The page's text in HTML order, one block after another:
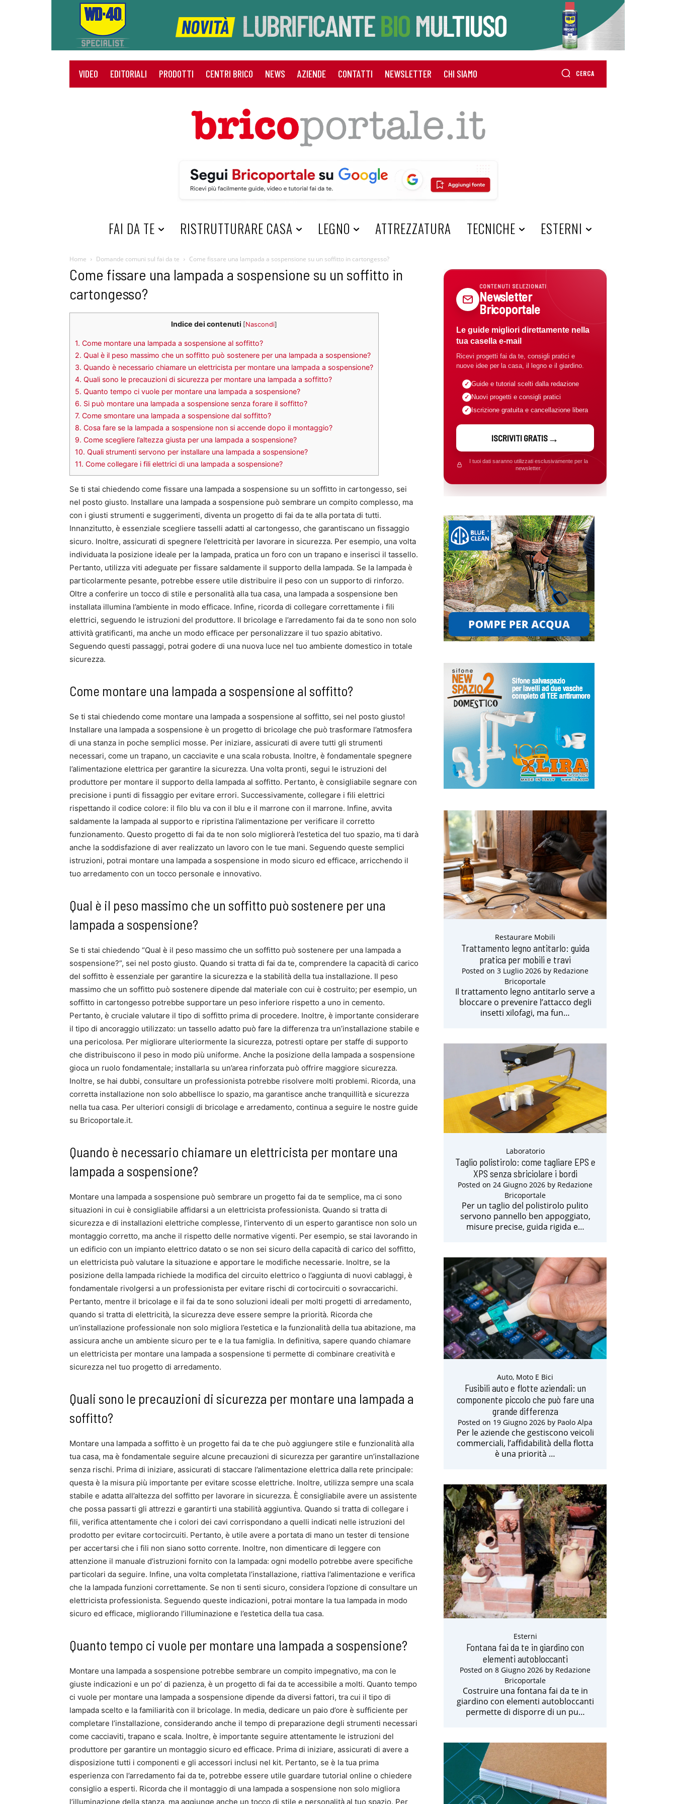
VIDEO EDITORIALI PRODOTTI CENTRI BRICO NEWS AZIENDE CONTATTI NEWSLETTER CHI SIAMO CERCA
HOME
FAI DA TE RISTRUTTURARE CASA LEGNO ATTREZZATURA TECNICHE ESTERNI
Home Domande comuni sul fai da te Come fissare una lampada a sospensione su un soffitto in cartongesso?
Come fissare una lampada a sospensione su un soffitto in
cartongesso?
Indice dei contenuti [Nascondi]
1. Come montare una lampada a sospensione al soffitto?
2. Qual è il peso massimo che un soffitto può sostenere per una lampada a sospensione?
3. Quando è necessario chiamare un elettricista per montare una lampada a sospensione?
4. Quali sono le precauzioni di sicurezza per montare una lampada a soffitto?
5. Quanto tempo ci vuole per montare una lampada a sospensione?
6. Si può montare una lampada a sospensione senza forare il soffitto?
7. Come smontare una lampada a sospensione dal soffitto?
8. Cosa fare se la lampada a sospensione non si accende dopo il montaggio?
9. Come scegliere l’altezza giusta per una lampada a sospensione?
10. Quali strumenti servono per installare una lampada a sospensione?
11. Come collegare i fili elettrici di una lampada a sospensione?
Se ti stai chiedendo come fissare una lampada a sospensione su un soffitto in cartongesso, sei
nel posto giusto. Installare una lampada a sospensione può sembrare un compito complesso, ma
con i giusti strumenti e suggerimenti, diventa un progetto di fai da te alla portata di tutti.
Innanzitutto, è essenziale scegliere tasselli adatti al cartongesso, che garantiscano un fissaggio
sicuro. Inoltre, assicurati di spegnere l’elettricità per lavorare in sicurezza. Per esempio, una volta
individuata la posizione ideale per la lampada, pratica un foro con un trapano e inserisci il tassello.
Pertanto, utilizza viti adeguate per fissare saldamente il supporto della lampada. Se la lampada è
particolarmente pesante, potrebbe essere utile distribuire il peso con un supporto di rinforzo.
Oltre a conferire un tocco di stile e personalità alla tua casa, una lampada a sospensione ben
installata illumina l’ambiente in modo efficace. Infine, ricorda di collegare correttamente i fili
elettrici, seguendo le istruzioni del produttore. Il bricolage e l’arredamento fai da te sono non solo
attività gratificanti, ma anche un modo efficace per personalizzare il tuo spazio abitativo.
Seguendo questi passaggi, potrai godere di una nuova luce nel tuo ambiente domestico in totale
sicurezza.
Come montare una lampada a sospensione al soffitto?
Se ti stai chiedendo come montare una lampada a sospensione al soffitto, sei nel posto giusto!
Installare una lampada a sospensione è un progetto di bricolage che può trasformare l’atmosfera
di una stanza in poche semplici mosse. Per iniziare, assicurati di avere tutti gli strumenti
necessari, come un trapano, un cacciavite e una scala robusta. Inoltre, è fondamentale spegnere
l’alimentazione elettrica per garantire la sicurezza. Una volta pronti, segui le istruzioni del
produttore per montare il supporto della lampada al soffitto. Pertanto, è consigliabile segnare con
precisione i punti di fissaggio per evitare errori. Successivamente, collegare i fili elettrici
rispettando il codice colore: il filo blu va con il blu e il marrone con il marrone. Infine, avvita
saldamente la lampada al supporto e ripristina l’alimentazione per verificare il corretto
funzionamento. Questo progetto di fai da te non solo migliorerà l’estetica del tuo spazio, ma ti darà
anche la soddisfazione di aver realizzato un lavoro con le tue mani. Seguendo queste semplici
istruzioni, potrai montare una lampada a sospensione in modo sicuro ed efficace, arricchendo il
tuo arredamento con un tocco personale e innovativo.
Qual è il peso massimo che un soffitto può sostenere per una
lampada a sospensione?
Se ti stai chiedendo “Qual è il peso massimo che un soffitto può sostenere per una lampada a
sospensione?”, sei nel posto giusto. Quando si tratta di fai da te, comprendere la capacità di carico
del soffitto è essenziale per garantire la sicurezza e la stabilità della tua installazione. Il peso
massimo che un soffitto può sostenere dipende dal materiale con cui è costruito; per esempio, un
soffitto in cartongesso potrebbe supportare un peso inferiore rispetto a uno in cemento.
Pertanto, è cruciale valutare il tipo di soffitto prima di procedere. Inoltre, è importante considerare
il tipo di ancoraggio utilizzato: un tassello adatto può fare la differenza tra un’installazione stabile e
una pericolosa. Per migliorare ulteriormente la sicurezza, potresti optare per staffe di supporto
che distribuiscono il peso in modo più uniforme. Anche la posizione della lampada a sospensione
gioca un ruolo fondamentale; installarla su un’area rinforzata può offrire maggiore sicurezza.
Inoltre, se hai dubbi, consultare un professionista potrebbe risolvere molti problemi. Ricorda, una
corretta installazione non solo abbellisce lo spazio, ma garantisce anche tranquillità e sicurezza
nella tua casa. Per ulteriori consigli di bricolage e arredamento, continua a seguire le nostre guide
su Bricoportale.it.
Quando è necessario chiamare un elettricista per montare una
lampada a sospensione?
Montare una lampada a sospensione può sembrare un progetto fai da te semplice, ma ci sono
situazioni in cui è consigliabile affidarsi a un elettricista professionista. Quando si tratta di
sicurezza e di installazioni elettriche complesse, l’intervento di un esperto garantisce non solo un
montaggio corretto, ma anche il rispetto delle normative vigenti. Per esempio, se stai lavorando in
un edificio con un impianto elettrico datato o se non sei sicuro della capacità di carico del soffitto,
un elettricista può valutare la situazione e apportare le modifiche necessarie. Inoltre, se la
posizione della lampada richiede la modifica del circuito elettrico o l’aggiunta di nuovi cablaggi, è
fondamentale rivolgersi a un professionista per evitare rischi di cortocircuiti o sovraccarichi.
Pertanto, mentre il bricolage e il fai da te sono soluzioni ideali per molti progetti di arredamento,
quando si tratta di elettricità, la sicurezza deve essere sempre la priorità. Ricorda che
un’installazione professionale non solo migliora l’estetica e la funzionalità della tua abitazione, ma
assicura anche un ambiente sicuro per te e la tua famiglia. In definitiva, sapere quando chiamare
un elettricista per montare una lampada a sospensione ti permette di combinare creatività e
sicurezza nel tuo progetto di arredamento.
Quali sono le precauzioni di sicurezza per montare una lampada a
soffitto?
Montare una lampada a soffitto è un progetto fai da te che può aggiungere stile e funzionalità alla
tua casa, ma è fondamentale seguire alcune precauzioni di sicurezza per garantire un’installazione
senza rischi. Prima di iniziare, assicurati di staccare l’alimentazione elettrica dalla rete principale:
questa è la misura più importante per evitare scosse elettriche. Inoltre, utilizza sempre una scala
stabile e adatta all’altezza del soffitto per lavorare in sicurezza. È consigliabile avere un assistente
che possa passarti gli attrezzi e garantirti una stabilità aggiuntiva. Quando si tratta di collegare i
fili, verifica attentamente che i colori dei cavi corrispondano a quelli indicati nelle istruzioni del
prodotto per evitare cortocircuiti. Pertanto, è utile avere a portata di mano un tester di tensione
per accertarsi che i fili non siano sotto corrente. Inoltre, non dimenticare di leggere con
attenzione il manuale d’istruzioni fornito con la lampada: ogni modello potrebbe avere specifiche
particolari da seguire. Infine, una volta completata l’installazione, riattiva l’alimentazione e verifica
che la lampada funzioni correttamente. Se non ti senti sicuro, considera l’opzione di consultare un
elettricista professionista. Seguendo queste indicazioni, potrai montare la tua lampada in modo
sicuro ed efficace, migliorando l’illuminazione e l’estetica della tua casa.
Quanto tempo ci vuole per montare una lampada a sospensione?
Montare una lampada a sospensione potrebbe sembrare un compito impegnativo, ma con le
giuste indicazioni e un po’ di pazienza, è un progetto di fai da te accessibile a molti. Quanto tempo
ci vuole per montare una lampada a sospensione dipende da diversi fattori, tra cui il tipo di
lampada scelto e la familiarità con il bricolage. In media, dedicare un paio d’ore è sufficiente per
completare l’installazione, considerando anche il tempo di preparazione degli strumenti necessari
come cacciaviti, trapano e scala. Inoltre, è importante seguire attentamente le istruzioni del
produttore per garantire un montaggio sicuro ed efficace. Prima di iniziare, assicurati di avere a
disposizione tutti i componenti e gli accessori inclusi nel kit. Pertanto, se è la tua prima
esperienza con l’arredamento fai da te, potrebbe essere utile guardare tutorial online o chiedere
consiglio a esperti. Ricorda che il montaggio di una lampada a sospensione non solo migliora
l’illuminazione della stanza, ma aggiunge anche un tocco di stile e personalità al tuo spazio. Per
CONTENUTI SELEZIONATI
Newsletter
Bricoportale
Le guide migliori direttamente nella
tua casella e-mail
Ricevi progetti fai da te, consigli pratici e
nuove idee per la casa, il legno e il giardino.
Guide e tutorial scelti dalla redazione
Nuovi progetti e consigli pratici
Iscrizione gratuita e cancellazione libera
ISCRIVITI GRATIS
I tuoi dati saranno utilizzati esclusivamente per la
newsletter.
Restaurare Mobili
Trattamento legno antitarlo: guida
pratica per mobili e travi
Posted on 3 Luglio 2026 by Redazione
Bricoportale
Il trattamento legno antitarlo serve a
bloccare o prevenire l’attacco degli
insetti xilofagi, ma fun…
Laboratorio
Taglio polistirolo: come tagliare EPS e
XPS senza sbriciolare i bordi
Posted on 24 Giugno 2026 by Redazione
Bricoportale
Per un taglio del polistirolo pulito
servono pannello ben appoggiato,
misure precise, guida rigida e…
Auto, Moto E Bici
Fusibili auto e flotte aziendali: un
componente piccolo che può fare una
grande differenza
Posted on 19 Giugno 2026 by Paolo Alpa
Per le aziende che gestiscono veicoli
commerciali, l’affidabilità della flotta
è una priorità …
Esterni
Fontana fai da te in giardino con
elementi autobloccanti
Posted on 8 Giugno 2026 by Redazione
Bricoportale
Costruire una fontana fai da te in
giardino con elementi autobloccanti
permette di disporre di un pu…